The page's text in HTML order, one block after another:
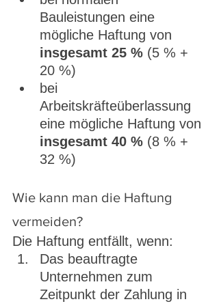
Bauleistungen eine
mögliche Haftung von
insgesamt 25 % (5 % +
20 %)
bei
Arbeitskräfteüberlassung
eine mögliche Haftung von
insgesamt 40 % (8 % +
32 %)
Wie kann man die Haftung
vermeiden?
Die Haftung entfällt, wenn:
Das beauftragte
Unternehmen zum
Zeitpunkt der Zahlung in